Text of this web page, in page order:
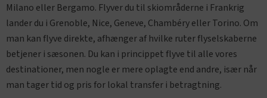
Milano eller Bergamo. Flyver du til skiområderne i Frankrig
lander du i Grenoble, Nice, Geneve, Chambéry eller Torino. Om
man kan flyve direkte, afhænger af hvilke ruter flyselskaberne
betjener i sæsonen. Du kan i princippet flyve til alle vores
destinationer, men nogle er mere oplagte end andre, især når
man tager tid og pris for lokal transfer i betragtning.